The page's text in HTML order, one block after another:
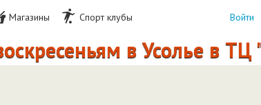
Магазины Спорт клубы
в Усолье в
Войти